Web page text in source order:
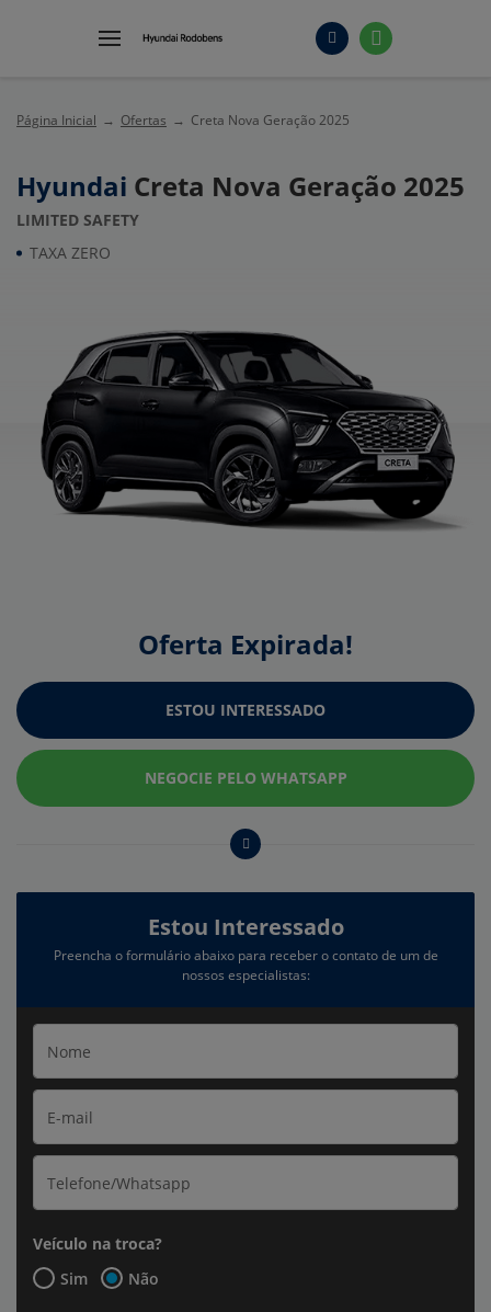
Página Inicial Ofertas Creta Nova Geração 2025
Hyundai Creta Nova Geração 2025
LIMITED SAFETY
TAXA ZERO
Oferta Expirada!
ESTOU INTERESSADO
NEGOCIE PELO WHATSAPP
Estou Interessado
Preencha o formulário abaixo para receber o contato de um de
nossos especialistas:
Veículo na troca?
Sim
Não